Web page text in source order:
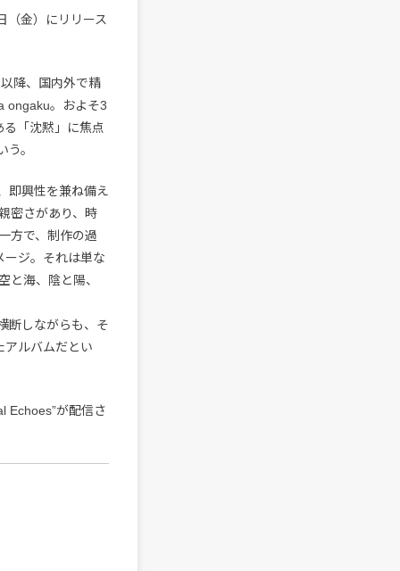
（金）にリリース
降、国内外で精
ongaku。およそ3
「沈黙」に焦点
。
即興性を兼ね備え
密さがあり、時
方で、制作の過
ージ。それは単な
と海、陰と陽、
断しながらも、そ
アルバムだとい
Echoes”が配信さ